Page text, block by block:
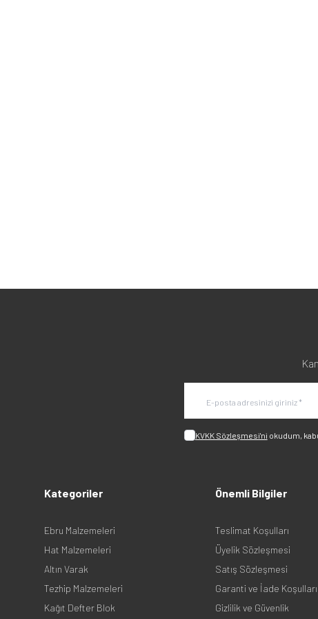
KVKK Sözleşmesi'ni okudum,
Kategoriler
Ebru Malzemeleri
Hat Malzemeleri
Altın Varak
Tezhip Malzemeleri
Kağıt Defter Blok
Önemli Bilgiler
Teslimat Koşulları
Üyelik Sözleşmesi
Satış Sözleşmesi
Garanti ve İade Koşulları
Gizlilik ve Güvenlik